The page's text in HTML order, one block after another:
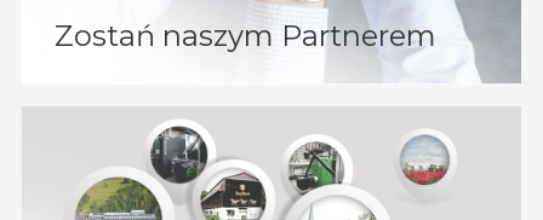
Zostań naszym Partnerem